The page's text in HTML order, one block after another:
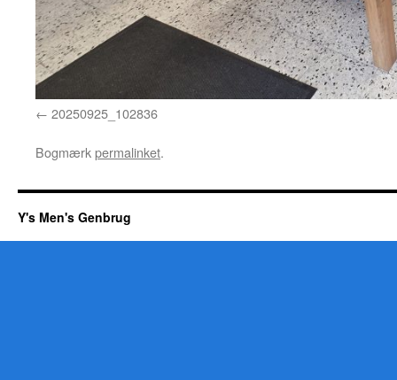
20250925_102836
Bogmærkpermalinket.
Y's Men's Genbrug